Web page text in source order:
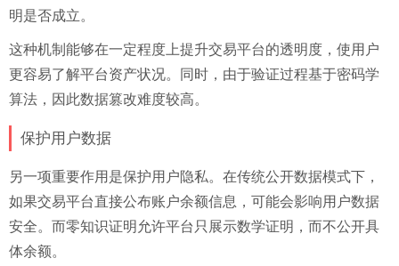
明是否成立。
这种机制能够在一定程度上提升交易平台的透明度，使用户
更容易了解平台资产状况。同时，由于验证过程基于密码学
算法，因此数据篡改难度较高。
保护用户数据
另一项重要作用是保护用户隐私。在传统公开数据模式下，
如果交易平台直接公布账户余额信息，可能会影响用户数据
安全。而零知识证明允许平台只展示数学证明，而不公开具
体余额。